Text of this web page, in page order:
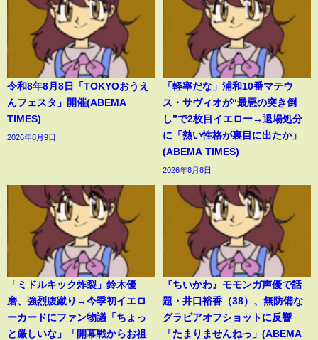
令和8年8月8日「TOKYOおうえ
んフェスタ」開催(ABEMA
TIMES)
2026年8月9日
「軽率だな」浦和10番マテウ
ス・サヴィオが“最悪の突き倒
し”で2枚目イエロー→退場処分
に「熱い性格が裏目に出たか」
(ABEMA TIMES)
2026年8月8日
「ミドルキック炸裂」鈴木優
磨、強烈腹蹴り→今季初イエロ
ーカードにファン物議「ちょっ
と厳しいな」「開幕戦からお祖
『ちいかわ』モモンガ声優で話
題・井口裕香（38）、無防備な
グラビアオフショットに反響
「たまりませんねっ」(ABEMA